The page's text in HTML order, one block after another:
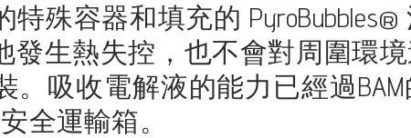
殊容器和填充的
發生熱失控，也不會對周圍環
。吸收電解液的能力已經過
全運輸箱。